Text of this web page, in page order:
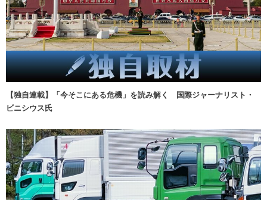
【独自連載】「今そこにある危機」を読み解く 国際ジャーナリスト・
ビニシウス氏